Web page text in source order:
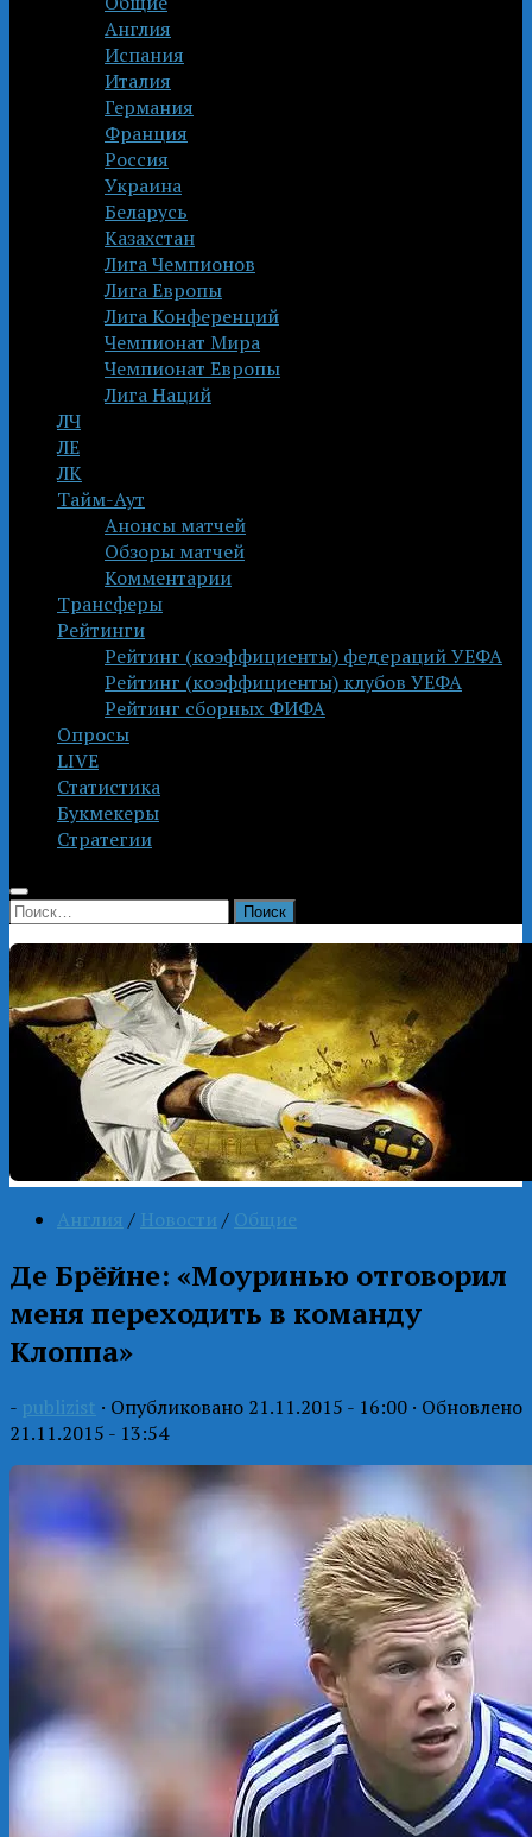
Англия
Испания
Италия
Германия
Франция
Россия
Украина
Беларусь
Казахстан
Лига Чемпионов
Лига Европы
Лига Конференций
Чемпионат Мира
Чемпионат Европы
Лига Наций
ЛЧ
ЛЕ
ЛК
Тайм-Аут
Анонсы матчей
Обзоры матчей
Комментарии
Трансферы
Рейтинги
Рейтинг (коэффициенты) федераций УЕФА
Рейтинг (коэффициенты) клубов УЕФА
Рейтинг сборных ФИФА
Опросы
LIVE
Статистика
Букмекеры
Стратегии
Найти:
Англия / Новости / Общие
Де Брёйне: «Моуринью отговорил
меня переходить в команду
Клоппа»
- publizist · Опубликовано 21.11.2015 - 16:00 · Обновлено
21.11.2015 - 13:54